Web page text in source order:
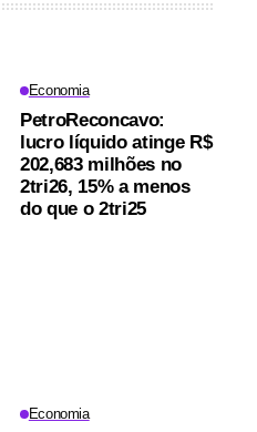
Economia
PetroReconcavo:
lucro líquido atinge R$
202,683 milhões no
2tri26, 15% a menos
do que o 2tri25
Economia